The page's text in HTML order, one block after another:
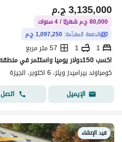
ج.م3,135,000
80,000 ج.م شهريًا / 4 سنوات
الدفعة المقدّمة: 1,097,250 ج.م
1
1
57 متر مربع
كومباوند بيراميدز ويلز، 6 اكتوبر، الجيزة
الإيميل
اتصل
قيد الإنشاء